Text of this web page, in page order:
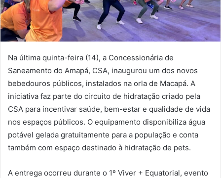
Na última quinta-feira (14), a Concessionária de
Saneamento do Amapá, CSA, inaugurou um dos novos
bebedouros públicos, instalados na orla de Macapá. A
iniciativa faz parte do circuito de hidratação criado pela
CSA para incentivar saúde, bem-estar e qualidade de vida
nos espaços públicos. O equipamento disponibiliza água
potável gelada gratuitamente para a população e conta
também com espaço destinado à hidratação de pets.
A entrega ocorreu durante o 1º Viver + Equatorial, evento